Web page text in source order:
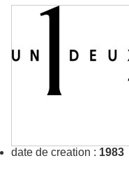
date de creation : 1983